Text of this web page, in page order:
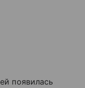
появилась